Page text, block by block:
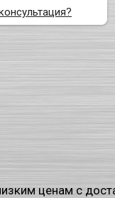
ценам с